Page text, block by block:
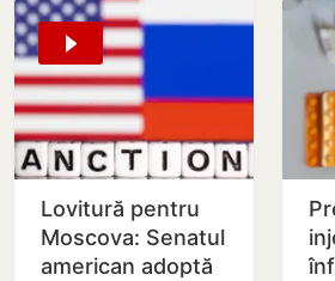
Lovitură pentru
Moscova: Senatul
american adoptă